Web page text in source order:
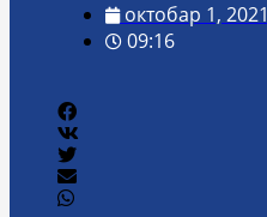
октобар 1, 2021
09:16